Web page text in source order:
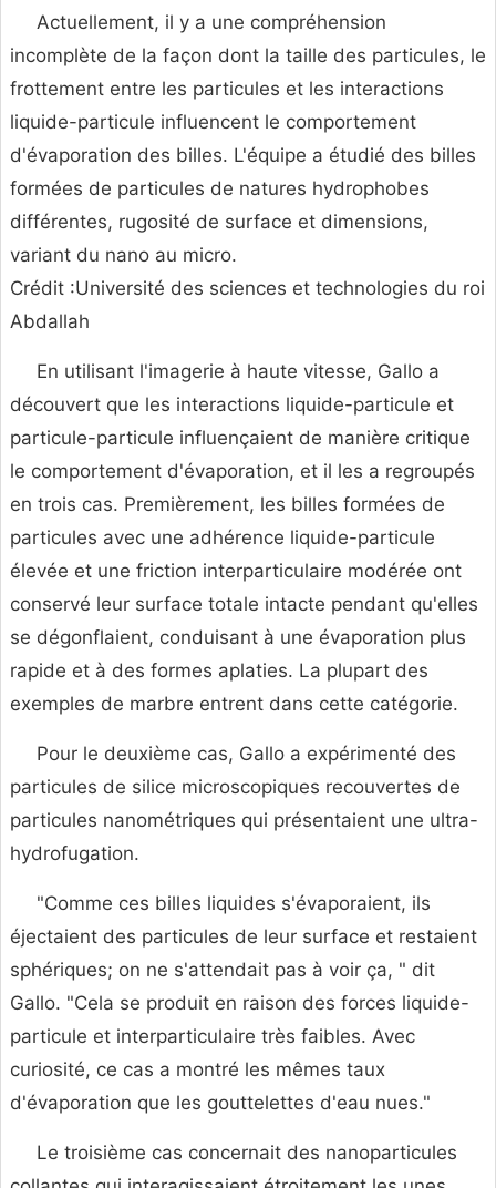
Actuellement, il y a une compréhension
incomplète de la façon dont la taille des particules, le
frottement entre les particules et les interactions
liquide-particule influencent le comportement
d'évaporation des billes. L'équipe a étudié des billes
formées de particules de natures hydrophobes
différentes, rugosité de surface et dimensions,
variant du nano au micro.
Crédit :Université des sciences et technologies du roi
Abdallah
En utilisant l'imagerie à haute vitesse, Gallo a
découvert que les interactions liquide-particule et
particule-particule influençaient de manière critique
le comportement d'évaporation, et il les a regroupés
en trois cas. Premièrement, les billes formées de
particules avec une adhérence liquide-particule
élevée et une friction interparticulaire modérée ont
conservé leur surface totale intacte pendant qu'elles
se dégonflaient, conduisant à une évaporation plus
rapide et à des formes aplaties. La plupart des
exemples de marbre entrent dans cette catégorie.
Pour le deuxième cas, Gallo a expérimenté des
particules de silice microscopiques recouvertes de
particules nanométriques qui présentaient une ultra-
hydrofugation.
"Comme ces billes liquides s'évaporaient, ils
éjectaient des particules de leur surface et restaient
sphériques; on ne s'attendait pas à voir ça, " dit
Gallo. "Cela se produit en raison des forces liquide-
particule et interparticulaire très faibles. Avec
curiosité, ce cas a montré les mêmes taux
d'évaporation que les gouttelettes d'eau nues."
Le troisième cas concernait des nanoparticules